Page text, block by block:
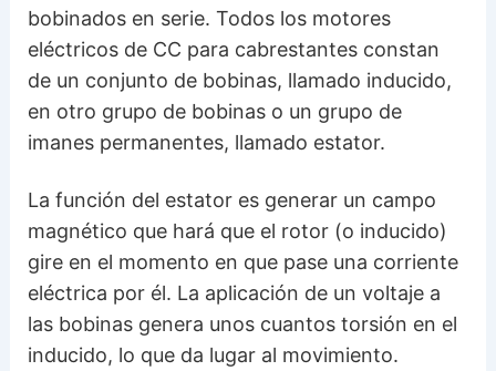
bobinados en serie. Todos los motores
eléctricos de CC para cabrestantes constan
de un conjunto de bobinas, llamado inducido,
en otro grupo de bobinas o un grupo de
imanes permanentes, llamado estator.
La función del estator es generar un campo
magnético que hará que el rotor (o inducido)
gire en el momento en que pase una corriente
eléctrica por él. La aplicación de un voltaje a
las bobinas genera unos cuantos torsión en el
inducido, lo que da lugar al movimiento.